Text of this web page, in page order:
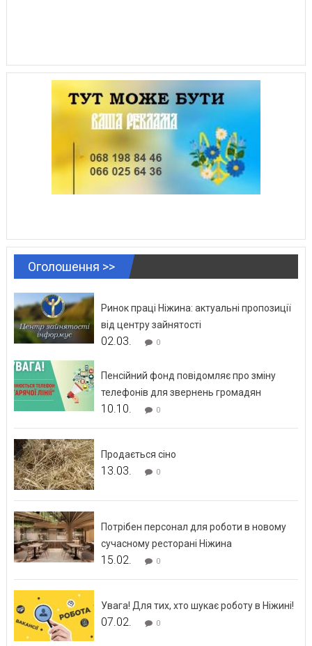
Оголошення >>
Ринок праці Ніжина: актуальні пропозиції
від центру зайнятості
02.03. 0
Пенсійний фонд повідомляє про зміну
телефонів для звернень громадян
10.10. 0
Продається сіно
13.03. 0
Потрібен персонал для роботи в новому
сучасному ресторані Ніжина
15.02. 0
Увага! Для тих, хто шукає роботу в Ніжині!
07.02. 0